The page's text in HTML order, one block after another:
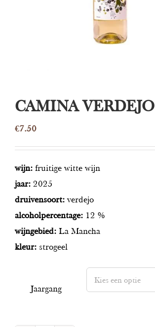
CAMINA VERDEJO
€7.50
wijn: fruitige witte wijn
jaar: 2025
druivensoort:verdejo
alcoholpercentage: 12 %
wijngebied: La Mancha
kleur: strogeel
Jaargang